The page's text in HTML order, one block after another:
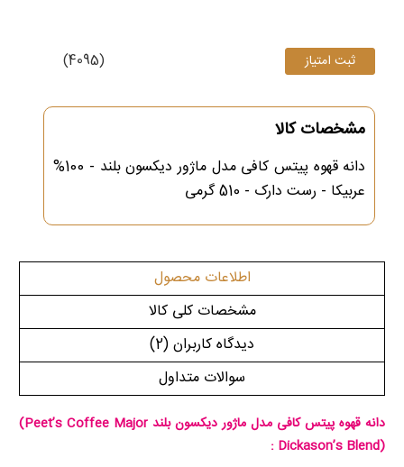
(4095)
مشخصات کالا
دانه قهوه پیتس کافی مدل ماژور دیکسون بلند - 100%
عربیکا - رست دارک - 510 گرمی
اطلاعات محصول
مشخصات کلی کالا
دیدگاه کاربران(2)
سوالات متداول
دانه قهوه پیتس کافی مدل ماژور دیکسون بلند (Peet’s Coffee Major
Dickason’s Blend)
: